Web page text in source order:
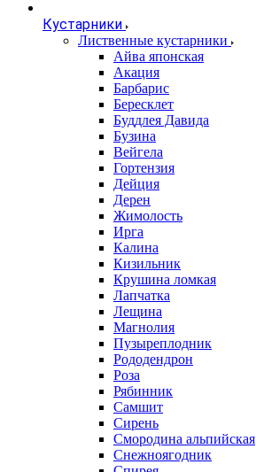
Кустарники
Лиственные кустарники
Айва японская
Акация
Барбарис
Бересклет
Буддлея Давида
Бузина
Вейгела
Гортензия
Дейция
Дерен
Жимолость
Ирга
Калина
Кизильник
Крушина ломкая
Лапчатка
Лещина
Магнолия
Пузыреплодник
Рододендрон
Роза
Рябинник
Самшит
Сирень
Смородина альпийская
Снежноягодник